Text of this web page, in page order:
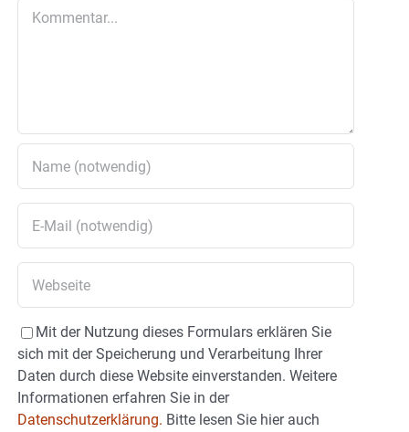
Mit der Nutzung dieses Formulars erklären Sie
sich mit der Speicherung und Verarbeitung Ihrer
Daten durch diese Website einverstanden. Weitere
Informationen erfahren Sie in der
Datenschutzerklärung. Bitte lesen Sie hier auch